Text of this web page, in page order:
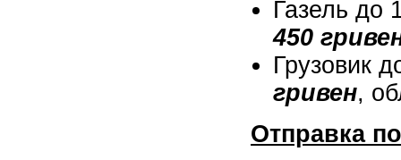
Газель до
450
Грузовик
гривен,
Отправка